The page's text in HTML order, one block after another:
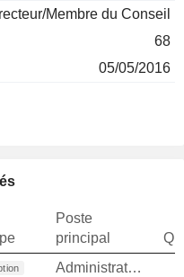
Membre du Conseil
68
05/05/2016
Poste
principal
Administrateur